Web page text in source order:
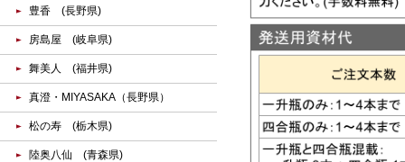
豊香 (長野県)
房島屋 (岐阜県)
舞美人 (福井県)
真澄・MIYASAKA（長野県）
松の寿 (栃木県)
陸奥八仙 (青森県)